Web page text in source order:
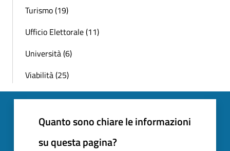
Turismo (19)
Ufficio Elettorale (11)
Università (6)
Viabilità (25)
Quanto sono chiare le informazioni
su questa pagina?